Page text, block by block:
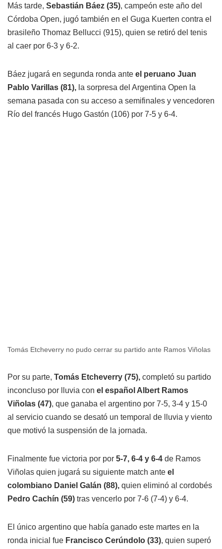
Más tarde, Sebastián Báez (35), campeón este año del
Córdoba Open, jugó también en el Guga Kuerten contra el
brasileño Thomaz Bellucci (915), quien se retiró del tenis
al caer por 6-3 y 6-2.
Báez jugará en segunda ronda ante el peruano Juan
Pablo Varillas (81), la sorpresa del Argentina Open la
semana pasada con su acceso a semifinales y vencedoren
Río del francés Hugo Gastón (106) por 7-5 y 6-4.
Tomás Etcheverry no pudo cerrar su partido ante Ramos Viñolas
Por su parte, Tomás Etcheverry (75), completó su partido
inconcluso por lluvia con el español Albert Ramos
Viñolas (47), que ganaba el argentino por 7-5, 3-4 y 15-0
al servicio cuando se desató un temporal de lluvia y viento
que motivó la suspensión de la jornada.
Finalmente fue victoria por por 5-7, 6-4 y 6-4 de Ramos
Viñolas quien jugará su siguiente match ante el
colombiano Daniel Galán (88), quien eliminó al cordobés
Pedro Cachín (59) tras vencerlo por 7-6 (7-4) y 6-4.
El único argentino que había ganado este martes en la
ronda inicial fue Francisco Cerúndolo (33), quien superó